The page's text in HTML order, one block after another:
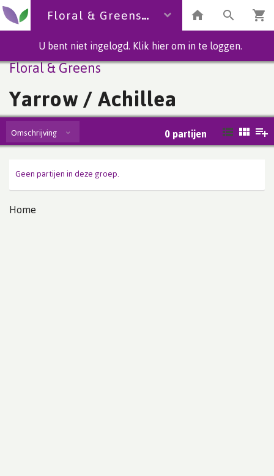
Floral & Greens
U bent niet ingelogd. Klik hier om in te loggen.
Floral & Greens
Yarrow / Achillea
Omschrijving 0 partijen
Geen partijen in deze groep.
Home